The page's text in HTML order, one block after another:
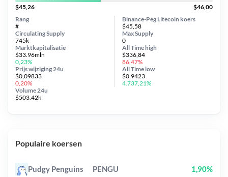
$45,26
$46,00
Binance-Peg Litecoin koers
$45,58
Circulating Supply
745k
Prijs wijziging 24u
$0,09833
0,20%
Max Supply
0
Marktkapitalisatie
$33.96mln
0,23%
Volume 24u
$503.42k
Rang
#
All Timehigh
$336,84
86,47%
All Time low
$0,9423
4.737,21%
Populaire koersen
Pudgy Penguins PENGU 1,90%